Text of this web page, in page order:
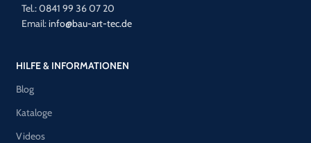
Tel.: 0841 99 36 07 20
Email:info@bau-art-tec.de
HILFE & INFORMATIONEN
Blog
Kataloge
Videos